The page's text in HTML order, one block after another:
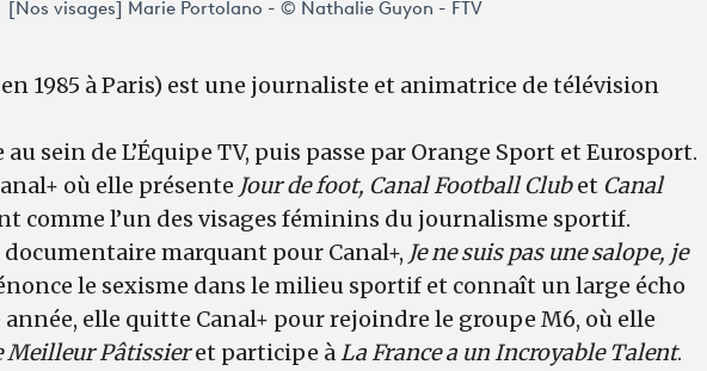
[Nos visages] Marie Portolano - © Nathalie Guyon - FTV
1985 à Paris) est une journaliste et animatrice de télévision
sein de L’Équipe TV, puis passe par Orange Sport et Eurosport.
où elle présente Jour de foot, Canal Football Clubet Canal
comme l’un des visages féminins du journalisme sportif.
documentaire marquant pour Canal+, Je ne suis pas une salope, je
le sexisme dans le milieu sportif et connaît un large écho
elle quitte Canal+ pour rejoindre le groupe M6, où elle
Meilleur Pâtissieret participe àLa France a un Incroyable Talent.